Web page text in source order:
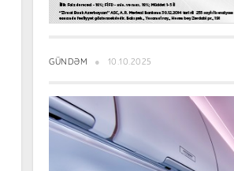
GÜNDƏM 10.10.2025